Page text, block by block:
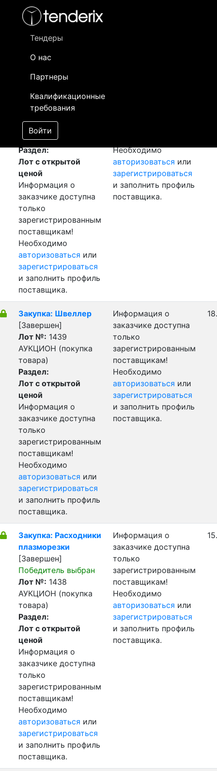
Тендеры
О нас
Партнеры
Квалификационные
требования
Войти
- активный лот
- сохраненный лот (не опубликован)
Закупка: Полоса и
[Завершен]
Лот №:
АУКЦИОН (покупка
товара)
Раздел:
Лот с открытой
ценой
Информация о
заказчике доступна
только
зарегистрированным
поставщикам!
Необходимо
авторизоваться или
зарегистрироваться
и заполнить профиль
поставщика.
Необходимо
авторизоваться или
зарегистрироваться
и заполнить профиль
поставщика.
Закупка: Швеллер
[Завершен]
Лот №: 1439
АУКЦИОН (покупка
товара)
Раздел:
Лот с открытой
ценой
Информация о
заказчике доступна
только
зарегистрированным
поставщикам!
Необходимо
авторизоваться или
зарегистрироваться
и заполнить профиль
поставщика.
Информация о
заказчике доступна
только
зарегистрированным
поставщикам!
Необходимо
авторизоваться или
зарегистрироваться
и заполнить профиль
поставщика.
Закупка: Расходники
плазморезки
[Завершен]
Победитель выбран
Лот №: 1438
АУКЦИОН (покупка
товара)
Раздел:
Лот с открытой
ценой
Информация о
заказчике доступна
только
зарегистрированным
поставщикам!
Необходимо
авторизоваться или
зарегистрироваться
и заполнить профиль
поставщика.
Информация о
заказчике доступна
только
зарегистрированным
поставщикам!
Необходимо
авторизоваться или
зарегистрироваться
и заполнить профиль
поставщика.